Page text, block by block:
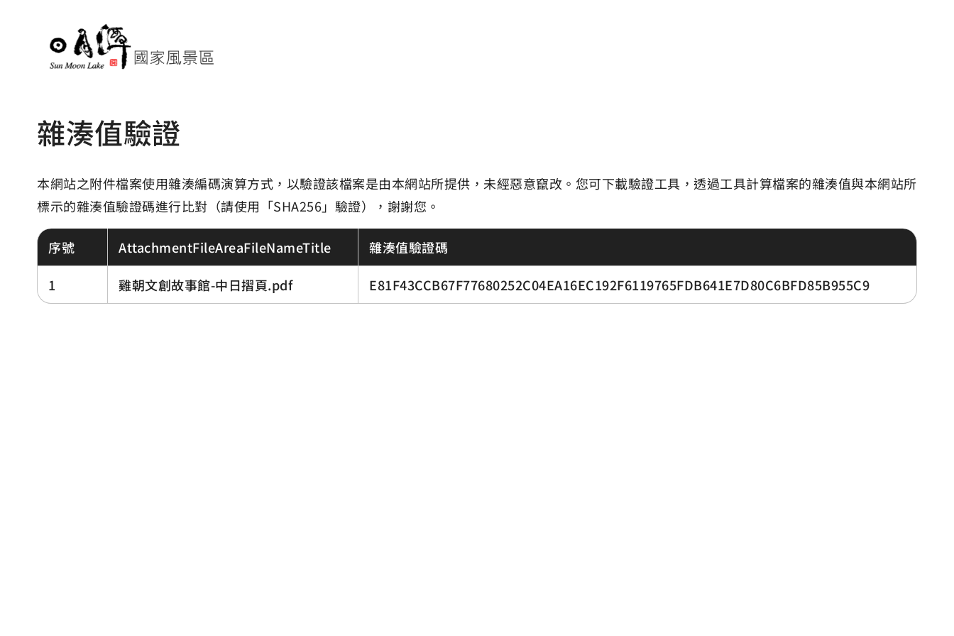
雜湊值驗證
本網站之附件檔案使用雜湊編碼演算方式，以驗證該檔案是由本網站所提供，未經惡意竄改。您可下載驗證工具，透過工具計算檔案的雜湊值與本網站所
標示的雜湊值驗證碼進行比對（請使用「SHA256」驗證），謝謝您。
序號 AttachmentFileAreaFileNameTitle 雜湊值驗證碼
1 雞朝文創故事館-中日摺頁.pdf E81F43CCB67F77680252C04EA16EC192F6119765FDB641E7D80C6BFD85B955C9